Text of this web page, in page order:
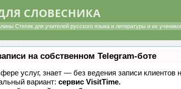
СЛОВЕСНИКА
Степяк для учителей русского языка и литературы и их
на собственном Telegram-боте
услуг, знает — без ведения записи
вариант: сервис VisitTime.